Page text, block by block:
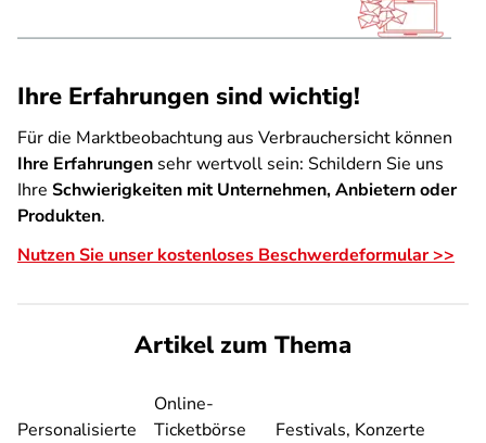
Ihre Erfahrungen sind wichtig!
Für die Marktbeobachtung aus Verbrauchersicht können
Ihre Erfahrungen sehr wertvoll sein: Schildern Sie uns
Ihre Schwierigkeiten mit Unternehmen, Anbietern oder
Produkten.
Nutzen Sie unser kostenloses Beschwerdeformular >>
Artikel zum Thema
Personalisierte
Online-
Ticketbörse
Festivals, Konzerte